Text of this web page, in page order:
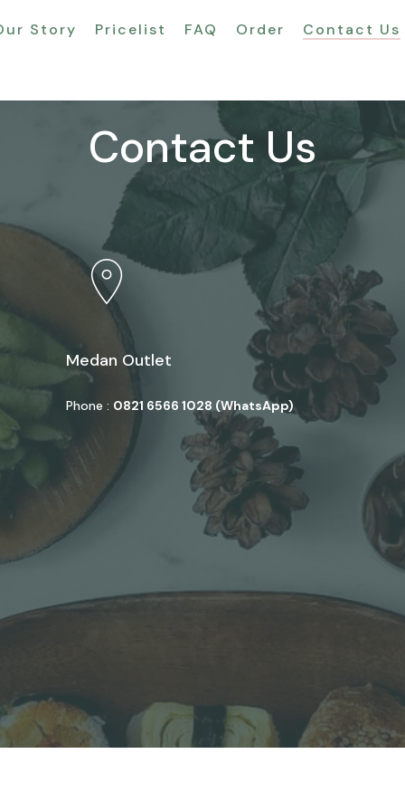
Story Pricelist FAQ Order Contact Us
Contact Us
Medan Outlet
Phone : 0821 6566 1028 (WhatsApp)